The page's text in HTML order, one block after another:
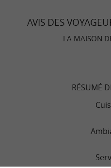
AVIS DES
LA MAISON
RÉSUMÉ